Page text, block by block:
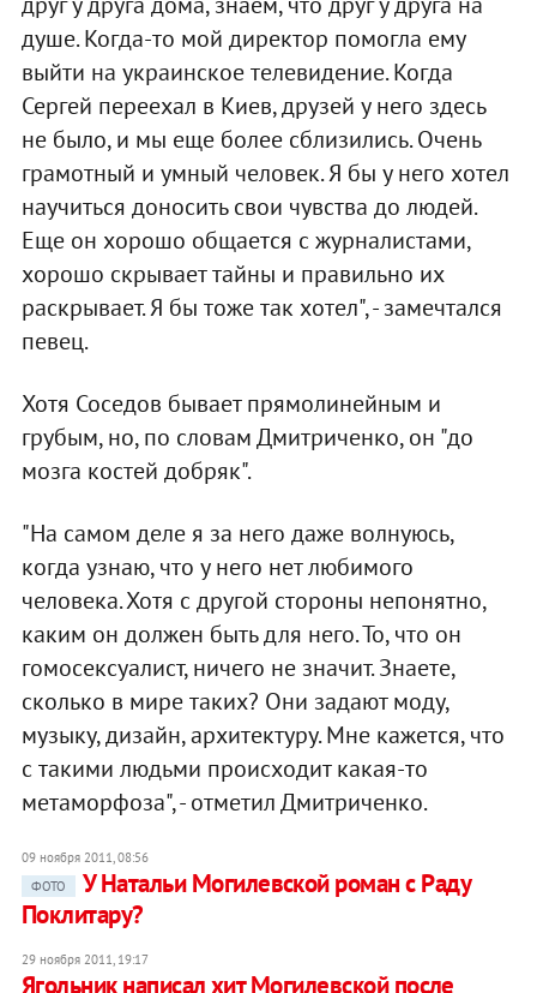
душе. Когда-то мой директор помогла ему
выйти на украинское телевидение. Когда
Сергей переехал в Киев, друзей у него здесь
не было, и мы еще более сблизились. Очень
грамотный и умный человек. Я бы у него хотел
научиться доносить свои чувства до людей.
Еще он хорошо общается с журналистами,
хорошо скрывает тайны и правильно их
раскрывает. Я бы тоже так хотел", - замечтался
певец.
Хотя Соседов бывает прямолинейным и
грубым, но, по словам Дмитриченко, он "до
мозга костей добряк".
"На самом деле я за него даже волнуюсь,
когда узнаю, что у него нет любимого
человека. Хотя с другой стороны непонятно,
каким он должен быть для него. То, что он
гомосексуалист, ничего не значит. Знаете,
сколько в мире таких? Они задают моду,
музыку, дизайн, архитектуру. Мне кажется, что
с такими людьми происходит какая-то
метаморфоза", - отметил Дмитриченко.
09 ноября 2011, 08:56
ФОТО
У Натальи Могилевской роман с Раду
Поклитару?
29 ноября 2011, 19:17
Ягольник написал хит Могилевской после